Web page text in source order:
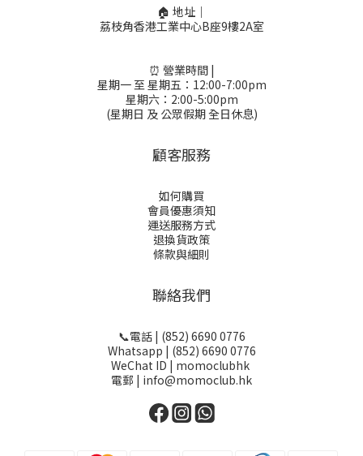
🏠 地址｜
荔枝角香港工業中心B座9樓2A室
⏰ 營業時間 |
星期一 至 星期五：12:00-7:00pm
星期六：2:00-5:00pm
(星期日 及 公眾假期 全日休息)
顧客服務
如何購買
會員優惠須知
運送服務方式
退換貨政策
條款與細則
聯絡我們
📞電話 | (852) 6690 0776
Whatsapp | (852) 6690 0776
WeChat ID | momoclubhk
電郵 | info@momoclub.hk